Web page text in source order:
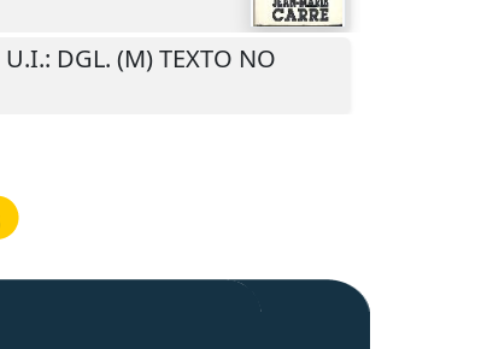
U.I.: DGL. (M) TEXTO NO